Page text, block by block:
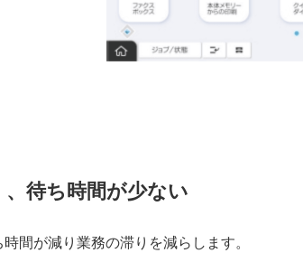
待ち時間が少ない
間が減り業務の滞りを減らします。